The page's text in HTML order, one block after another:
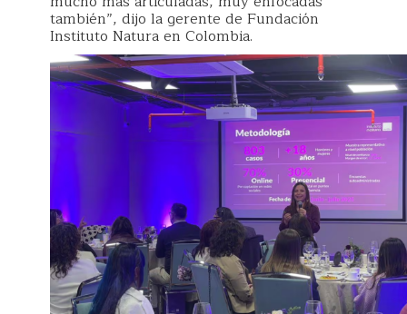
también”, dijo la gerente de Fundación
Instituto Natura en Colombia.